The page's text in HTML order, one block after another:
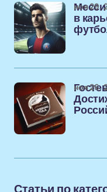
в
ноя 29,
ноя 26,
Статьи по